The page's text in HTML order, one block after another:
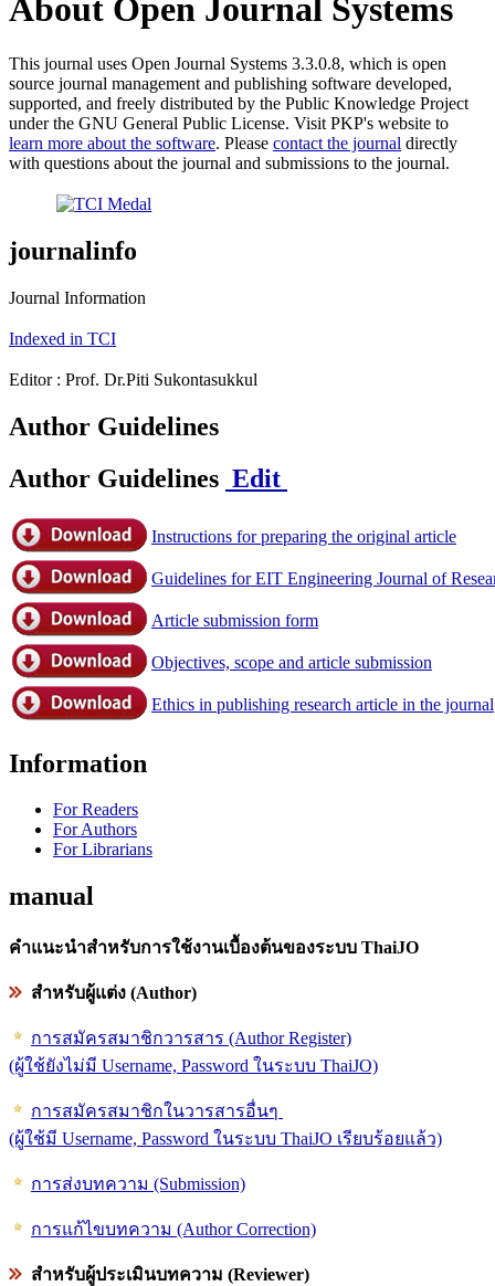
About Open Journal Systems
This journal uses Open Journal Systems 3.3.0.8, which is open
source journal management and publishing software developed,
supported, and freely distributed by the Public Knowledge Project
under the GNU General Public License. Visit PKP's website to
learn more about the software. Please contact the journal directly
with questions about the journal and submissions to the journal.
journalinfo
Journal Information
Indexed in TCI
Editor : Prof. Dr.Piti Sukontasukkul
Author Guidelines
Author Guidelines Edit
Instructions for preparing the original article
Guidelines for EIT Engineering Journal of
Article submission form
Objectives, scope and article submission
Ethics in publishing research article in the journal
Information
For Readers
For Authors
For Librarians
manual
คำแนะนำสำหรับการใช้งานเบื้องต้นของระบบ ThaiJO
สำหรับผู้แต่ง (Author)
การสมัครสมาชิกวารสาร (Author Register)
(ผู้ใช้ยังไม่มี Username, Password ในระบบ ThaiJO)
การสมัครสมาชิกในวารสารอื่นๆ
(ผู้ใช้มี Username, Password ในระบบ ThaiJO เรียบร้อยแล้ว)
การส่งบทความ (Submission)
การแก้ไขบทความ (Author Correction)
สำหรับผู้ประเมินบทความ (Reviewer)